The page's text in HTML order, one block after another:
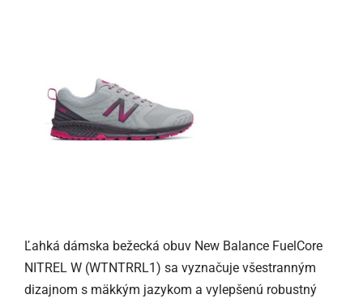
Ľahká dámska bežecká obuv New Balance FuelCore
NITREL W (WTNTRRL1) sa vyznačuje všestranným
dizajnom s mäkkým jazykom a vylepšenú robustný